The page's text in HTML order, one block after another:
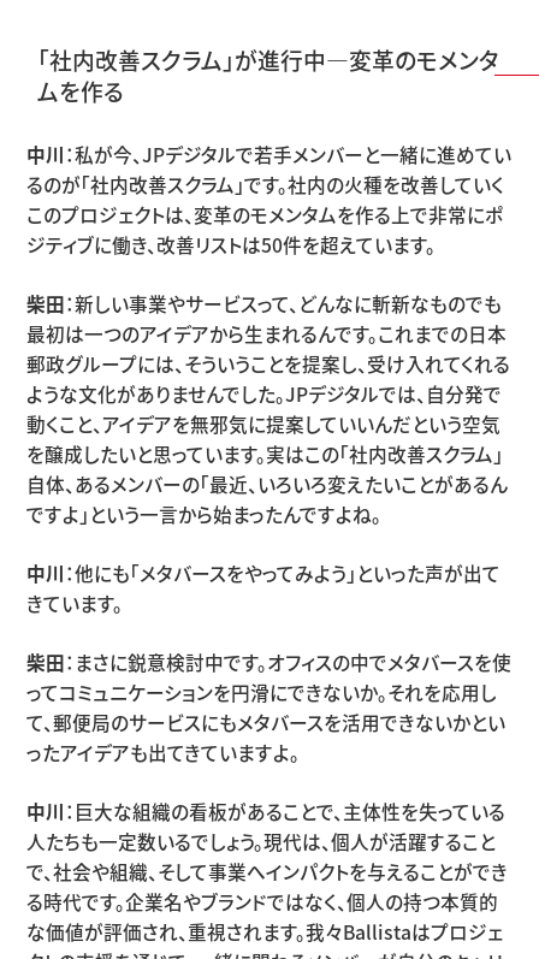
「社内改善スクラム」が進行中―変革のモメンタ
ムを作る
中川：私が今、JPデジタルで若手メンバーと一緒に進めてい
るのが「社内改善スクラム」です。社内の火種を改善していく
このプロジェクトは、変革のモメンタムを作る上で非常にポ
ジティブに働き、改善リストは50件を超えています。
柴田：新しい事業やサービスって、どんなに斬新なものでも
最初は一つのアイデアから生まれるんです。これまでの日本
郵政グループには、そういうことを提案し、受け入れてくれる
ような文化がありませんでした。JPデジタルでは、自分発で
動くこと、アイデアを無邪気に提案していいんだという空気
を醸成したいと思っています。実はこの「社内改善スクラム」
自体、あるメンバーの「最近、いろいろ変えたいことがあるん
ですよ」という一言から始まったんですよね。
中川：他にも「メタバースをやってみよう」といった声が出て
きています。
柴田：まさに鋭意検討中です。オフィスの中でメタバースを使
ってコミュニケーションを円滑にできないか。それを応用し
て、郵便局のサービスにもメタバースを活用できないかとい
ったアイデアも出てきていますよ。
中川：巨大な組織の看板があることで、主体性を失っている
人たちも一定数いるでしょう。現代は、個人が活躍すること
で、社会や組織、そして事業へインパクトを与えることができ
る時代です。企業名やブランドではなく、個人の持つ本質的
な価値が評価され、重視されます。我々Ballistaはプロジェ